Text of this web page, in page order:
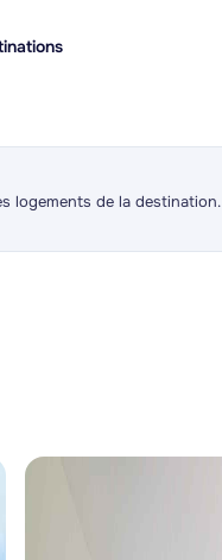
logements de la destination.